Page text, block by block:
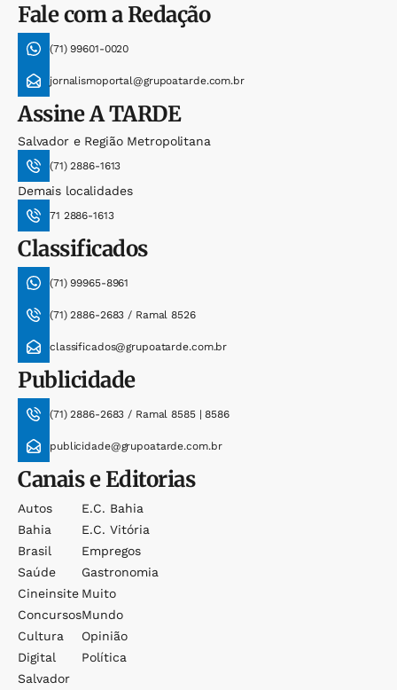
Fale com a Redação
(71) 99601-0020
jornalismoportal@grupoatarde.com.br
AssineA TARDE
Salvador e Região Metropolitana
(71) 2886-1613
Demais localidades
71 2886-1613
Classificados
(71) 99965-8961
(71) 2886-2683 / Ramal 8526
classificados@grupoatarde.com.br
Publicidade
(71) 2886-2683 / Ramal 8585 | 8586
publicidade@grupoatarde.com.br
Canais e Editorias
Autos
Bahia
Brasil
Saúde
Cineinsite
Concursos
Cultura
Digital
Salvador
E.c. Bahia
E.c. Vitória
Empregos
Gastronomia
Muito
Mundo
Opinião
Política